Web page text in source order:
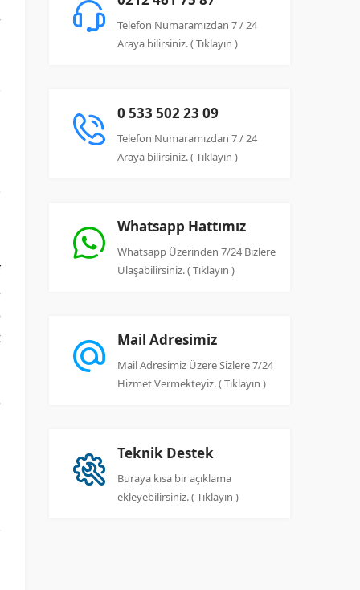
Telefon Numaramızdan 7 / 24
Araya bilirsiniz. ( Tıklayın )
0 533 502 23 09
Telefon Numaramızdan 7 / 24
Araya bilirsiniz. ( Tıklayın )
Whatsapp Hattımız
Whatsapp Üzerinden 7/24 Bizlere
Ulaşabilirsiniz. ( Tıklayın )
Mail Adresimiz
Mail Adresimiz Üzere Sizlere 7/24
Hizmet Vermekteyiz. ( Tıklayın )
Teknik Destek
Buraya kısa bir açıklama
ekleyebilirsiniz. ( Tıklayın )